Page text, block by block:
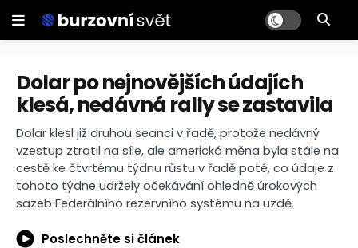
Dolar po nejnovějších údajích
klesá, nedávná rally se zastavila
Dolar klesl již druhou seanci v řadě, protože nedávný
vzestup ztratil na síle, ale americká měna byla stále na
cestě ke čtvrtému týdnu růstu v řadě poté, co údaje z
tohoto týdne udržely očekávání ohledně úrokových
sazeb Federálního rezervního systému na uzdě.
Poslechněte si článek